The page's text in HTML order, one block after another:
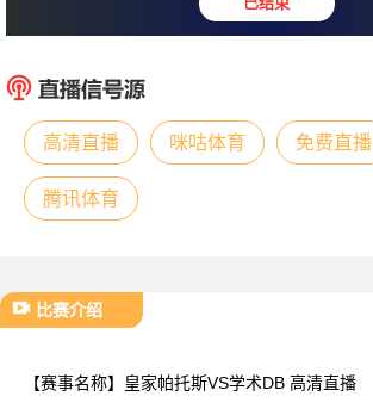
皇家帕托斯 :
高清直播 咪咕体育 免费直播
腾讯体育
比赛介绍
【赛事名称】 皇家帕托斯VS学术DB 高清直播